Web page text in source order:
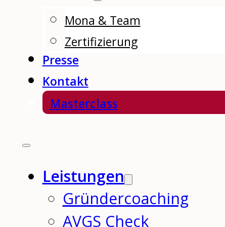
Mona & Team
Zertifizierung
Presse
Kontakt
Masterclass
Leistungen
Gründercoaching
AVGS Check